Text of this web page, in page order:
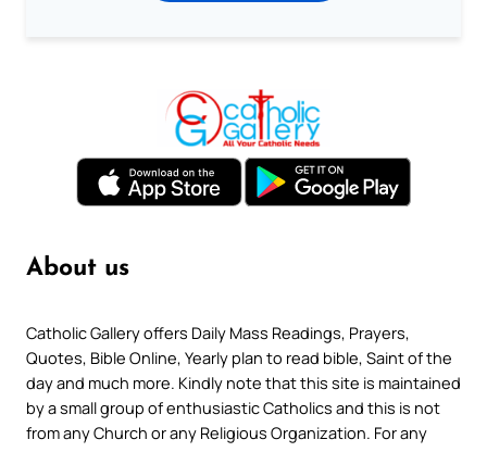
About us
Catholic Gallery offers Daily Mass Readings, Prayers,
Quotes, Bible Online, Yearly plan to read bible, Saint of the
day and much more. Kindly note that this site is maintained
by a small group of enthusiastic Catholics and this is not
from any Church or any Religious Organization. For any